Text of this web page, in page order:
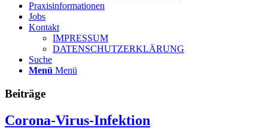
Praxisinformationen
Jobs
Kontakt
IMPRESSUM
DATENSCHUTZERKLÄRUNG
Suche
Menü Menü
Beiträge
Corona-Virus-Infektion